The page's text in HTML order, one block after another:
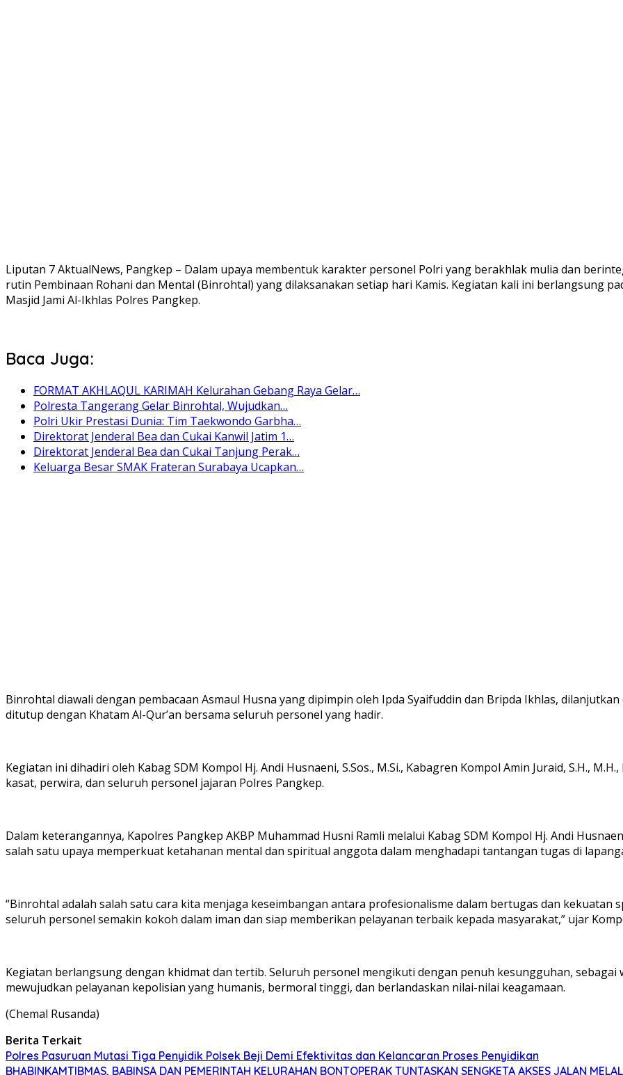
Liputan 7 AktualNews, Pangkep – Dalam upaya membentuk karakter personel Polri yang berakhlak mulia dan
rutin Pembinaan Rohani dan Mental (Binrohtal) yang dilaksanakan setiap hari Kamis. Kegiatan kali ini berlangsung
Masjid Jami Al-Ikhlas Polres Pangkep.
Baca Juga:
FORMAT AKHLAQUL KARIMAH Kelurahan Gebang Raya Gelar…
Polresta Tangerang Gelar Binrohtal, Wujudkan…
Polri Ukir Prestasi Dunia: Tim Taekwondo Garbha…
Direktorat Jenderal Bea dan Cukai Kanwil Jatim 1…
Direktorat Jenderal Bea dan Cukai Tanjung Perak…
Keluarga Besar SMAK Frateran Surabaya Ucapkan…
Binrohtal diawali dengan pembacaan Asmaul Husna yang dipimpin oleh Ipda Syaifuddin dan Bripda Ikhlas,
ditutup dengan Khatam Al-Qur’an bersama seluruh personel yang hadir.
Kegiatan ini dihadiri oleh Kabag SDM Kompol Hj. Andi Husnaeni, S.Sos., M.Si., Kabagren Kompol Amin Juraid, S.H.,
kasat, perwira, dan seluruh personel jajaran Polres Pangkep.
Dalam keterangannya, Kapolres Pangkep AKBP Muhammad Husni Ramli melalui Kabag SDM Kompol Hj. Andi
salah satu upaya memperkuat ketahanan mental dan spiritual anggota dalam menghadapi tantangan tugas di
“Binrohtal adalah salah satu cara kita menjaga keseimbangan antara profesionalisme dalam bertugas dan
seluruh personel semakin kokoh dalam iman dan siap memberikan pelayanan terbaik kepada masyarakat,” ujar
Kegiatan berlangsung dengan khidmat dan tertib. Seluruh personel mengikuti dengan penuh kesungguhan,
mewujudkan pelayanan kepolisian yang humanis, bermoral tinggi, dan berlandaskan nilai-nilai keagamaan.
(Chemal Rusanda)
Berita Terkait
Polres Pasuruan Mutasi Tiga Penyidik Polsek Beji Demi Efektivitas dan Kelancaran Proses Penyidikan
BHABINKAMTIBMAS, BABINSA DAN PEMERINTAH KELURAHAN BONTOPERAK TUNTASKAN SENGKETA AKSES JALAN